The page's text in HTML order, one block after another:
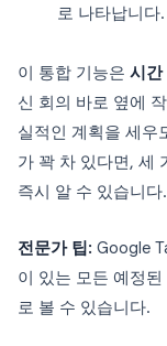
로 나타납니다.
이 통합 기능은 시간
신 회의 바로 옆에
실적인 계획을 세우
가 꽉 차 있다면, 세
즉시 알 수 있습니다.
전문가 팁: Google
이 있는 모든 예정
로 볼 수 있습니다.